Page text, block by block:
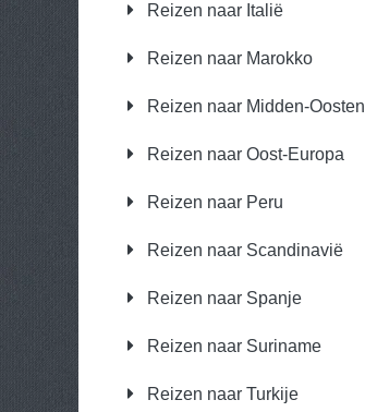
Reizen naar Italië
Reizen naar Marokko
Reizen naar Midden-Oosten
Reizen naar Oost-Europa
Reizen naar Peru
Reizen naar Scandinavië
Reizen naar Spanje
Reizen naar Suriname
Reizen naar Turkije